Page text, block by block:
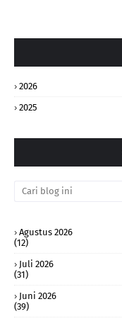
2026
2025
Agustus 2026
(12)
Juli 2026
(31)
Juni 2026
(39)